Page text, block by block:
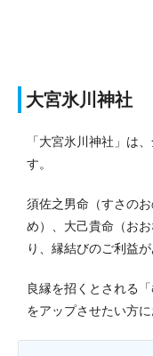
大宮氷川神社
「大宮氷川神社」は
す。
須佐之男命（すさの
め）、大己貴命（お
り、縁結びのご利益
良縁を招くとされる
をアップさせたい方に